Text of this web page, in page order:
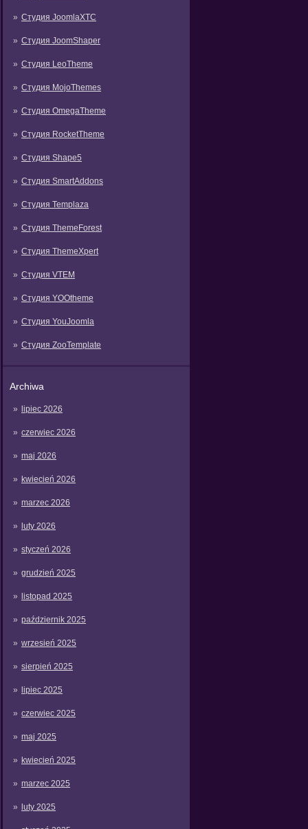
Студия JoomlaXTC
Студия JoomShaper
Студия LeoTheme
Студия MojoThemes
Студия OmegaTheme
Студия RocketTheme
Студия Shape5
Студия SmartAddons
Студия Templaza
Студия ThemeForest
Студия ThemeXpert
Студия VTEM
Студия YOOtheme
Студия YouJoomla
Студия ZooTemplate
Archiwa
lipiec 2026
czerwiec 2026
maj 2026
kwiecień 2026
marzec 2026
luty 2026
styczeń 2026
grudzień 2025
listopad 2025
październik 2025
wrzesień 2025
sierpień 2025
lipiec 2025
czerwiec 2025
maj 2025
kwiecień 2025
marzec 2025
luty 2025